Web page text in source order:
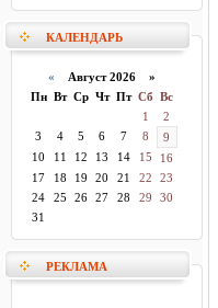
КАЛЕНДАРЬ
« Август 2026 »
Пн Вт Ср Чт Пт Сб Вс
1
2
3
4 5 6 7 8
9
10
11 12 13 14 15
16
17
18 19 20 21 22
23
24
25 26 27 28 29
30
31
РЕКЛАМА